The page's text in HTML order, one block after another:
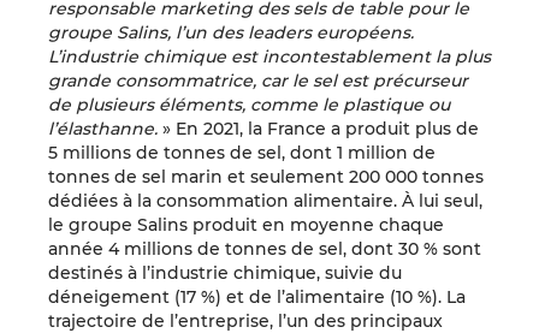
responsable marketing des sels de table pour le
groupe Salins, l’un des leaders européens.
L’industrie chimique est incontestablement la plus
grande consommatrice, car le sel est précurseur
de plusieurs éléments, comme le plastique ou
l’élasthanne. » En 2021, la France a produit plus de
5 millions de tonnes de sel, dont 1 million de
tonnes de sel marin et seulement 200 000 tonnes
dédiées à la consommation alimentaire. À lui seul,
le groupe Salins produit en moyenne chaque
année 4 millions de tonnes de sel, dont 30 % sont
destinés à l’industrie chimique, suivie du
déneigement (17 %) et de l’alimentaire (10 %). La
trajectoire de l’entreprise, l’un des principaux